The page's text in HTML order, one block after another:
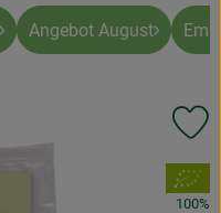
Angebot August
, Verband:
100%